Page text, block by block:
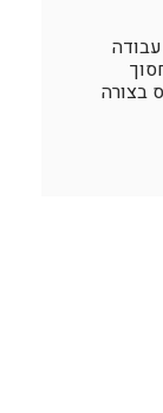
בצורה